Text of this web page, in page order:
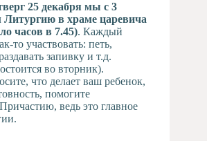
25 декабря мы с 3
в храме царевича
часов в 7.45). Каждый
то участвовать: петь,
запивку и т.д.
во вторник).
что делает ваш ребенок,
помогите
ведь это главное